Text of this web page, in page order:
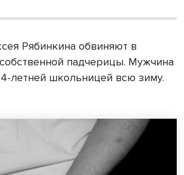
Рябинкина обвиняют в
падчерицы. Мужчина
летней школьницей всю зиму.